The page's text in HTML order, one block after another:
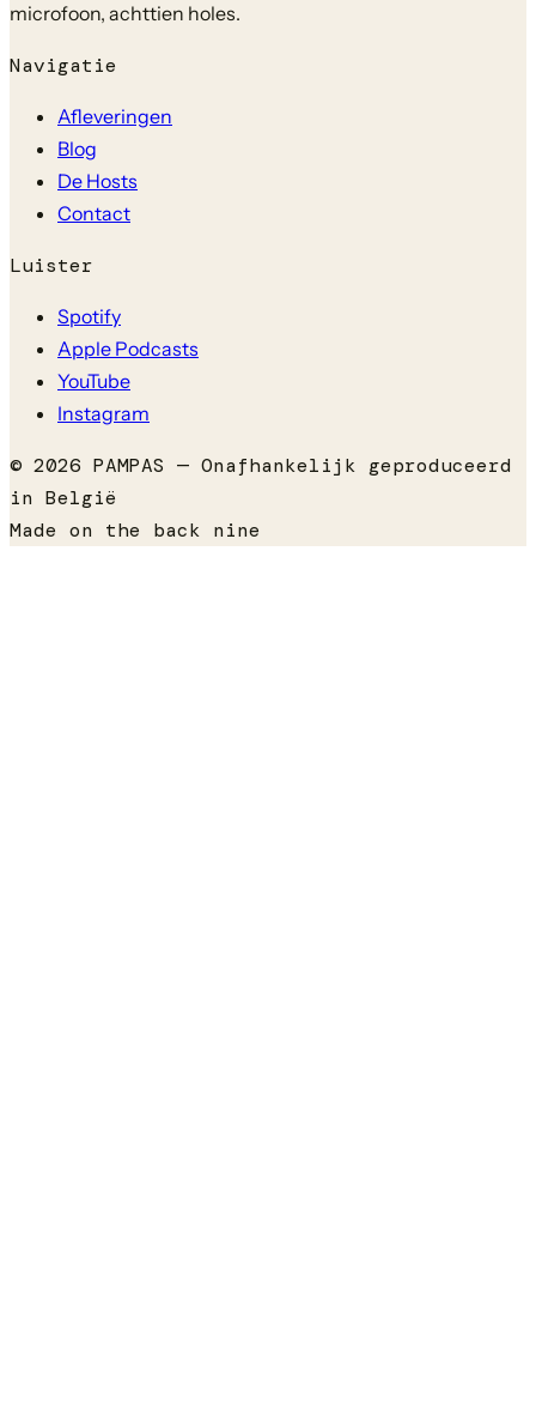
microfoon, achttien holes.
Navigatie
Afleveringen
Blog
De Hosts
Contact
Luister
Spotify
Apple Podcasts
YouTube
Instagram
© 2026 PAMPAS — Onafhankelijk geproduceerd
in België
Made on the back nine